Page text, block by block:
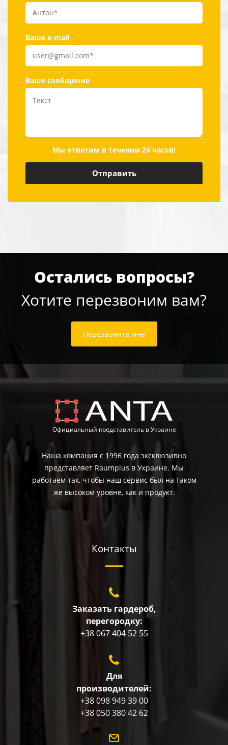
Ваше e-mail
Ваше сообщение
Мы ответим в течении 24 часов!
Остались вопросы?
Хотите перезвоним вам?
Перезвоните мне
Официальный представитель в Украине
Наша компания с 1996 года эксклюзивно
представляет Raumplus в Украине. Мы
работаем так, чтобы наш сервис был на таком
же высоком уровне, как и продукт.
Контакты
Заказать гардероб,
перегородку:
+38 067 404 52 55
Для
производителей:
+38 098 949 39 00
+38 050 380 42 62